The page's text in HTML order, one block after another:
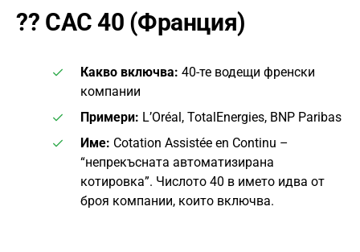
?? CAC 40 (Франция)
Какво включва: 40-те водещи френски
компании
Примери: L’Oréal, TotalEnergies, BNP Paribas
Име: Cotation Assistée en Continu –
“непрекъсната автоматизирана
котировка”. Числото 40 в името идва от
броя компании, които включва.